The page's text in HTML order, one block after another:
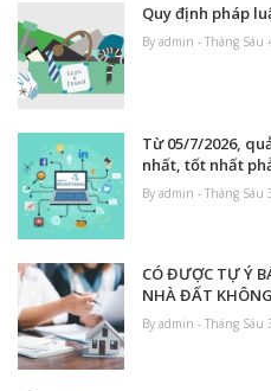
Quy định pháp
By admin - Tháng Sáu
Từ 05/7/2026,
nhất, tốt nhất
By admin - Tháng Sáu
CÓ ĐƯỢC TỰ Ý
NHÀ ĐẤT
By admin - Tháng Sáu